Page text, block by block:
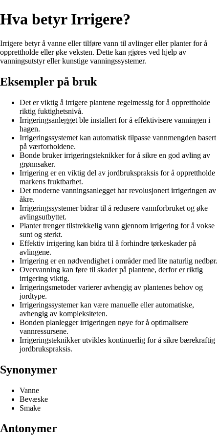
Hva betyr Irrigere?
Irrigere betyr å vanne eller tilføre vann til avlinger eller planter for å
opprettholde eller øke veksten. Dette kan gjøres ved hjelp av
vanningsutstyr eller kunstige vanningssystemer.
Eksempler på bruk
Det er viktig å irrigere plantene regelmessig for å opprettholde
riktig fuktighetsnivå.
Irrigeringsanlegget ble installert for å effektivisere vanningen i
hagen.
Irrigeringssystemet kan automatisk tilpasse vannmengden basert
på værforholdene.
Bonde bruker irrigeringsteknikker for å sikre en god avling av
grønnsaker.
Irrigering er en viktig del av jordbrukspraksis for å opprettholde
markens fruktbarhet.
Det moderne vanningsanlegget har revolusjonert irrigeringen av
åkre.
Irrigeringssystemer bidrar til å redusere vannforbruket og øke
avlingsutbyttet.
Planter trenger tilstrekkelig vann gjennom irrigering for å vokse
sunt og sterkt.
Effektiv irrigering kan bidra til å forhindre tørkeskader på
avlingene.
Irrigering er en nødvendighet i områder med lite naturlig nedbør.
Overvanning kan føre til skader på plantene, derfor er riktig
irrigering viktig.
Irrigeringsmetoder varierer avhengig av plantenes behov og
jordtype.
Irrigeringssystemer kan være manuelle eller automatiske,
avhengig av kompleksiteten.
Bonden planlegger irrigeringen nøye for å optimalisere
vannressursene.
Irrigeringsteknikker utvikles kontinuerlig for å sikre bærekraftig
jordbrukspraksis.
Synonymer
Vanne
Bevæske
Smake
Antonymer